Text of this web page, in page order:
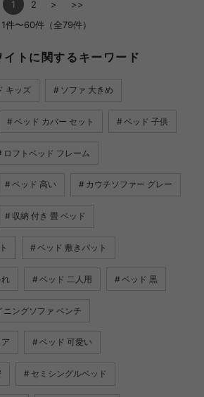
1 2 >
>>
1件〜60件（全79件）
トに関するキーワード
キッズ ソファ 大きめ
ベッド カバー セット ベッド 子供
ロフトベッド フレーム
ベッド 高い カウチソファー グレー
収納 付き 畳 ベッド
ベッド 敷きパット
ベッド 二人用 ベッド 黒
ニングソファ ベンチ
ベッド 可愛い
セミシングルベッド